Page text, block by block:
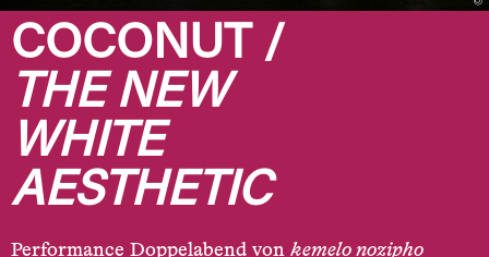
COCONUT /
THE NEW
WHITE
AESTHETIC
Performance Doppelabend von kemelo nozipho